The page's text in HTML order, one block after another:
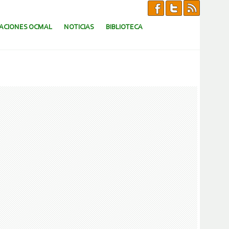
OCMAL NOTICIAS BIBLIOTECA